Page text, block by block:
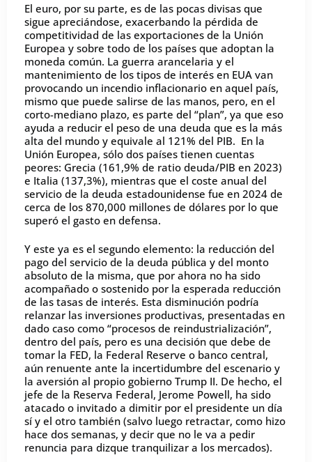
El euro, por su parte, es de las pocas divisas que
sigue apreciándose, exacerbando la pérdida de
competitividad de las exportaciones de la Unión
Europea y sobre todo de los países que adoptan la
moneda común. La guerra arancelaria y el
mantenimiento de los tipos de interés en EUA van
provocando un incendio inflacionario en aquel país,
mismo que puede salirse de las manos, pero, en el
corto-mediano plazo, es parte del “plan”, ya que eso
ayuda a reducir el peso de una deuda que es la más
alta del mundo y equivale al 121% del PIB. En la
Unión Europea, sólo dos países tienen cuentas
peores: Grecia (161,9% de ratio deuda/PIB en 2023)
e Italia (137,3%), mientras que el coste anual del
servicio de la deuda estadounidense fue en 2024 de
cerca de los 870,000 millones de dólares por lo que
superó el gasto en defensa.
Y este ya es el segundo elemento: la reducción del
pago del servicio de la deuda pública y del monto
absoluto de la misma, que por ahora no ha sido
acompañado o sostenido por la esperada reducción
de las tasas de interés. Esta disminución podría
relanzar las inversiones productivas, presentadas en
dado caso como “procesos de reindustrialización”,
dentro del país, pero es una decisión que debe de
tomar la FED, la Federal Reserve o banco central,
aún renuente ante la incertidumbre del escenario y
la aversión al propio gobierno Trump II. De hecho, el
jefe de la Reserva Federal, Jerome Powell, ha sido
atacado o invitado a dimitir por el presidente un día
sí y el otro también (salvo luego retractar, como hizo
hace dos semanas, y decir que no le va a pedir
renuncia para dizque tranquilizar a los mercados).